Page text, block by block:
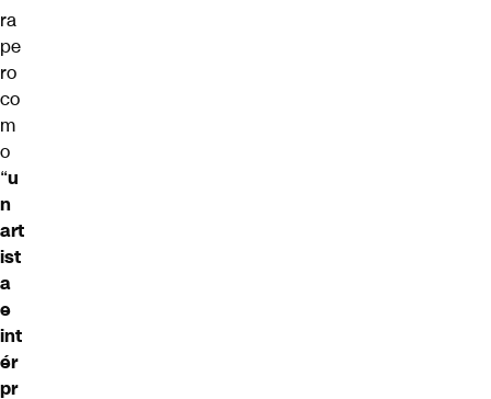
ra
pe
ro
co
m
o
“u
n
art
ist
a
e
int
ér
pr